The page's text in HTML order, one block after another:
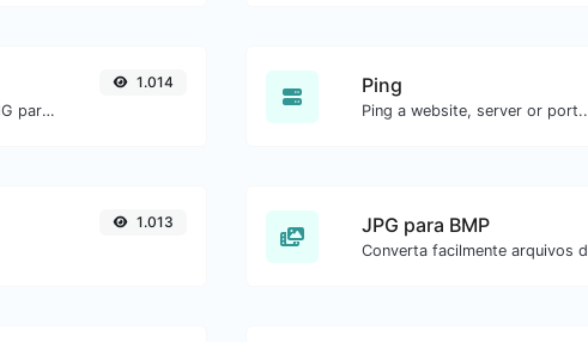
Converta facilmente arquivos de imagem PNG para WEBP.
1.014 Ping
Ping a website, server or port..
1.013 JPG para BMP